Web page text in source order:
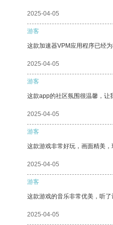
2025-04-05
游客
这款加速器VPM应用程序已经
2025-04-05
游客
这款app的社区氛围很温馨，让
2025-04-05
游客
这款游戏非常好玩，画面精美
2025-04-05
游客
这款游戏的音乐非常优美，听了
2025-04-05